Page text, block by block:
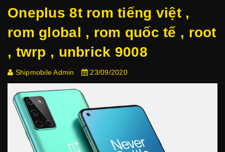
Oneplus 8t rom tiếng việt ,
rom global , rom quốc tế , root
, twrp , unbrick 9008
Shipmobile Admin 23/09/2020